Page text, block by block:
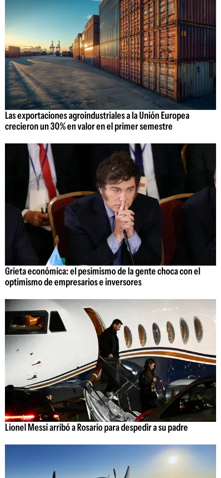
Las exportaciones agroindustriales a la Unión Europea
crecieron un 30% en valor en el primer semestre
Grieta económica: el pesimismo de la gente choca con el
optimismo de empresarios e inversores
Lionel Messi arribó a Rosario para despedir a su padre